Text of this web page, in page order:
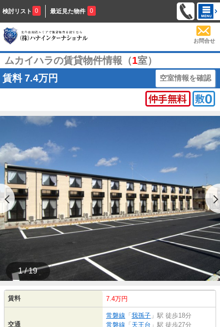
検討リスト 0 最近見た物件 0
お問合せ
ムカイハラの賃貸物件情報（1室）
賃料 7.4万円 空室情報を確認
1 / 19
賃料 7.4万円
交通
常磐線 「我孫子 」駅 徒歩18分
常磐線 「天王台 」駅 徒歩27分